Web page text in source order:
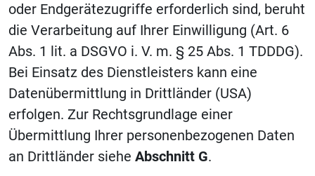
oder Endgerätezugriffe erforderlich sind, beruht
die Verarbeitung auf Ihrer Einwilligung (Art. 6
Abs. 1 lit. a DSGVO i. V. m. § 25 Abs. 1 TDDDG).
Bei Einsatz des Dienstleisters kann eine
Datenübermittlung in Drittländer (USA)
erfolgen. Zur Rechtsgrundlage einer
Übermittlung Ihrer personenbezogenen Daten
an Drittländer siehe Abschnitt G.